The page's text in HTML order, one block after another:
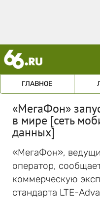
ГЛАВНОЕ
«МегаФон»
в мире [сеть
данных]
«МегаФон»,
оператор,
коммерческую
стандарта LTE-